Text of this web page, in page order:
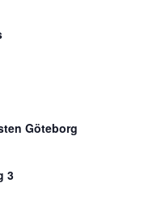
Göteborg
3